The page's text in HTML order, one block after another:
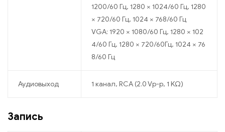
1200/60 Гц, 1280 × 1024/60 Гц, 1280
× 720/60 Гц, 1024 × 768/60 Гц
VGA: 1920 × 1080/60 Гц, 1280 × 102
4/60 Гц, 1280 × 720/60Гц, 1024 × 76
8/60 Гц
Аудиовыход 1 канал, RCA (2.0 Vp-p, 1 KΩ)
Запись